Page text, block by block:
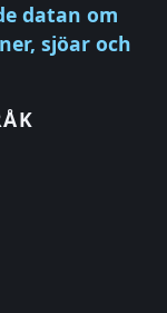
datan om
sjöar och